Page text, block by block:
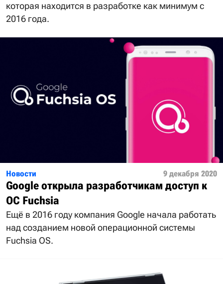
которая находится в разработке как минимум с
2016 года.
Новости 9 декабря 2020
Google открыла разработчикам доступ к
ОС Fuchsia
Ещё в 2016 году компания Google начала работать
над созданием новой операционной системы
Fuchsia OS.